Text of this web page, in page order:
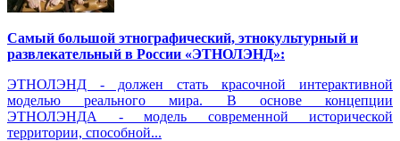
Самый большой этнографический, этнокультурный и
развлекательный в России «ЭТНОЛЭНД»:
ЭТНОЛЭНД - должен стать красочной интерактивной
моделью реального мира. В основе концепции
ЭТНОЛЭНДА - модель современной исторической
территории, способной...